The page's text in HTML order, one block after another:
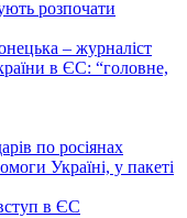
розпочати
– журналіст
в ЄС: “головне,
по росіянах
Україні, у пакеті
в ЄС